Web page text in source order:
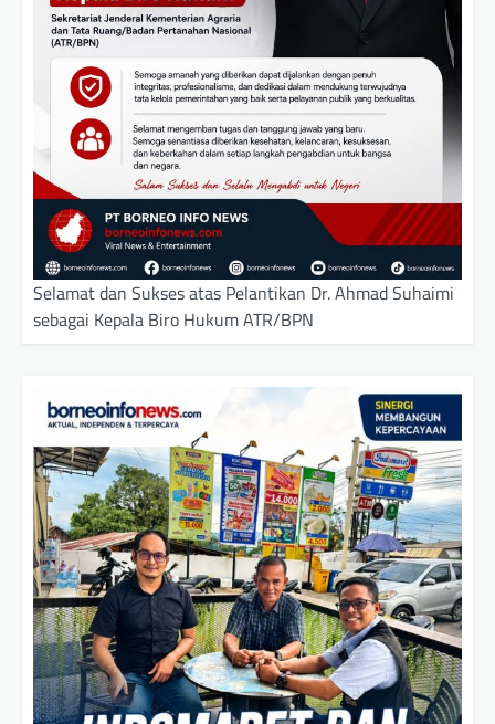
Selamat dan Sukses atas Pelantikan Dr. Ahmad Suhaimi
sebagai Kepala Biro Hukum ATR/BPN